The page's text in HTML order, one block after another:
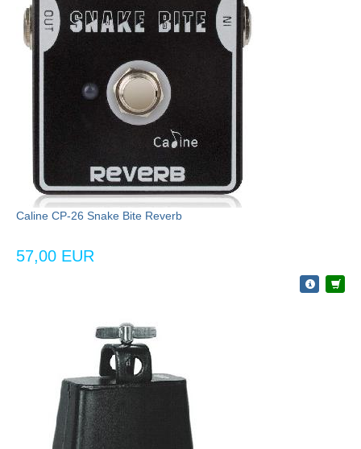
Caline CP-26 Snake Bite Reverb
57,00 EUR